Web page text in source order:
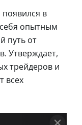
в
опытным
путь от
Утверждает,
трейдеров и
всех